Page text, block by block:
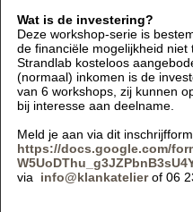
Wat is de investering?
Deze workshop-serie is
de financiële mogelijkheid
Strandlab kosteloos
(normaal) inkomen is de
van 6 workshops, zij kunnen
bij interesse aan deelname.
Meld je aan via dit
https://docs.google.com/
via info@klankatelierof 06